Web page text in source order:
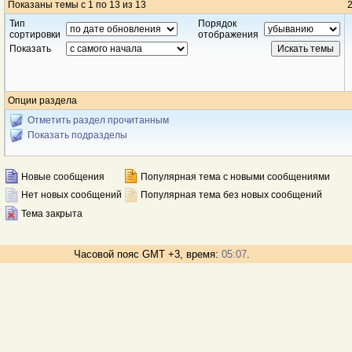
Показаны темы с 1 по 13 из 13
Тип
сортировки
Порядок
отображения
Показать
Опции раздела
Отметить раздел прочитанным
Показать подразделы
Новые сообщения
Популярная тема с новыми сообщениями
Нет новых сообщений
Популярная тема без новых сообщений
Тема закрыта
Часовой пояс GMT +3, время: 05:07.